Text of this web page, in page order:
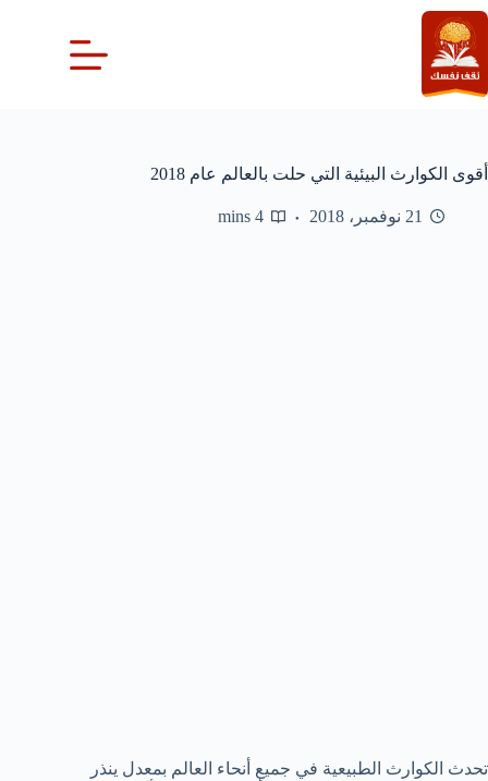
التجاوز
إلى
المحتوى
أقوى الكوارث البيئية التي حلت بالعالم عام 2018
21 نوفمبر، 2018 4 mins
تحدث الكوارث الطبيعية في جميع أنحاء العالم بمعدل ينذر